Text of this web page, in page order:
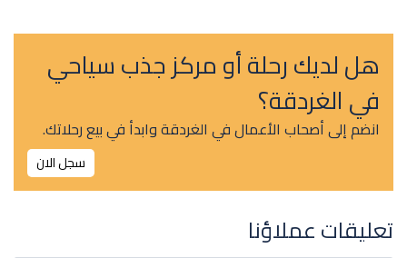
هل لديك رحلة أو مركز جذب سياحي
في الغردقة؟
انضم إلى أصحاب الأعمال في الغردقة وابدأ في بيع رحلاتك.
سجل الان
تعليقات عملاؤنا